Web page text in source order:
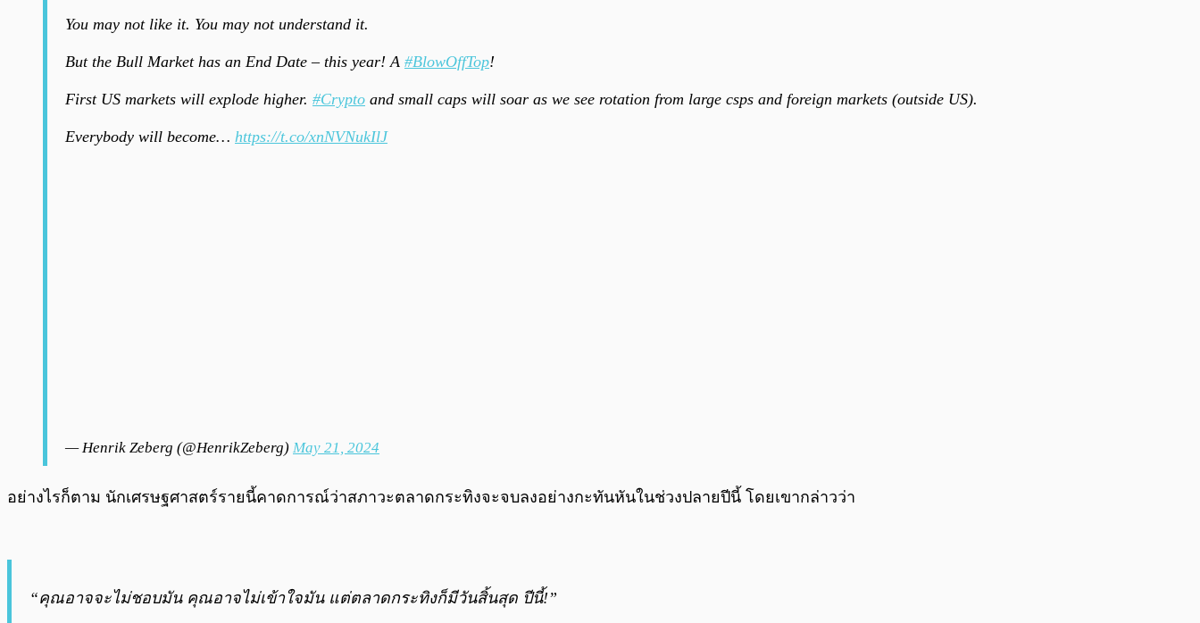
You may not like it. You may not understand it.
But the Bull Market has an End Date – this year! A #BlowOffTop!
First US markets will explode higher. #Crypto and small caps will soar as we see rotation from large csps and foreign markets (outside US).
Everybody will become… https://t.co/xnNVNukIlJ
— Henrik Zeberg (@HenrikZeberg) May 21, 2024
อย่างไรก็ตาม นักเศรษฐศาสตร์รายนี้คาดการณ์ว่าสภาวะตลาดกระทิงจะจบลงอย่างกะทันหันในช่วงปลายปีนี้ โดยเขากล่าวว่า
“คุณอาจจะไม่ชอบมัน คุณอาจไม่เข้าใจมัน แต่ตลาดกระทิงก็มีวันสิ้นสุด ปีนี้!”